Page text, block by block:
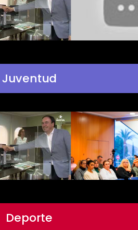
Juventud
Deporte